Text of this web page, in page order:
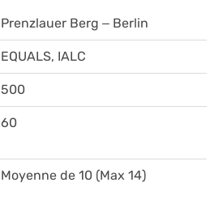
Prenzlauer Berg – Berlin
EQUALS, IALC
500
60
Moyenne de 10 (Max 14)